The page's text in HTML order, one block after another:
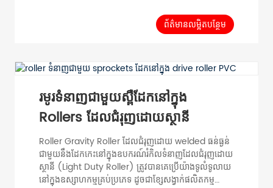
គឺជាលោហៈទាំងអស់ វាមិនត្រូវបានប៉ះពាល់ដោយបរិយាកាស
សីតុណ្ហភាពទេ។ ទិន្នន័យទូទៅ ការបញ្ជូនបន្ទុកទោល
Roller≤400KG ល្បឿនអតិបរមា 0.5m/s ជួរសីតុណ្ហភាព
ព័ត៌មានលម្អិតបន្ថែម
រមូរទំនាញជាមួយស្ពឺដែកនៅក្នុង
Rollers ដែលជំរុញដោយស្ថានី
Roller Gravity Roller ដែលជំរុញដោយ welded ធន់ធ្ងន់
ជាមួយនឹងដែកកេះនៅក្នុងឧបករណ៍រំកិលទំនាញដែលជំរុញដោយ
ស្ថានី (Light Duty Roller) ត្រូវបានគេប្រើយ៉ាងទូលំទូលាយ
នៅក្នុងឧស្សាហកម្មគ្រប់ប្រភេទ ដូចជាខ្សែសង្វាក់ផលិតកម្ម